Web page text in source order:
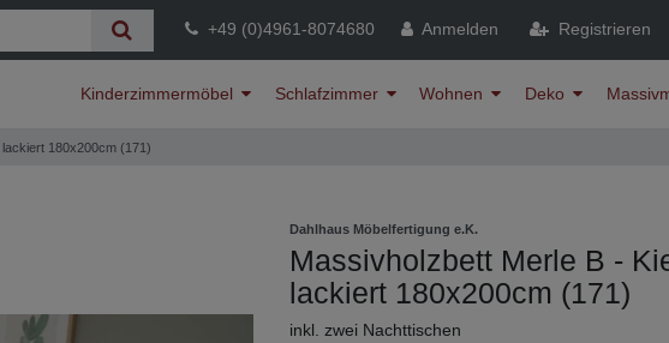
+49 (0)4961-8074680 Anmelden Registrieren
Kinderzimmermöbel Schlafzimmer Wohnen Deko
180x200cm (171)
Dahlhaus Möbelfertigung e.K.
Massivholzbett Merle B -
lackiert 180x200cm (171)
inkl. zwei Nachttischen